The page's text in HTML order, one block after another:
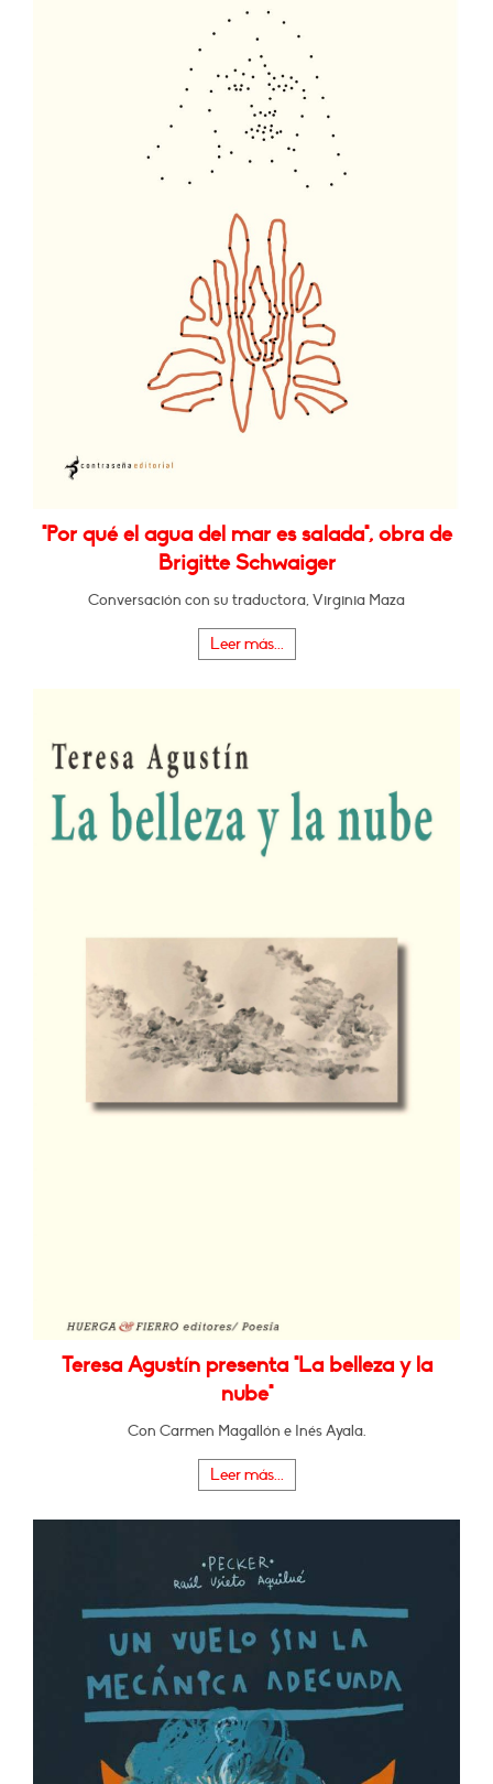
"Por qué el agua del mar es salada", obra de
Brigitte Schwaiger
Conversación con su traductora, Virginia Maza
Leer más...
Teresa Agustín presenta "La belleza y la
nube"
Con Carmen Magallón e Inés Ayala.
Leer más...